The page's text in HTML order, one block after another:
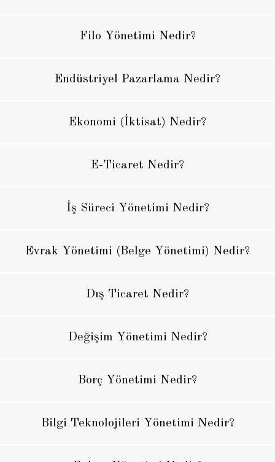
Filo Yönetimi Nedir?
Endüstriyel Pazarlama Nedir?
Ekonomi (İktisat) Nedir?
E-Ticaret Nedir?
İş Süreci Yönetimi Nedir?
Evrak Yönetimi (Belge Yönetimi) Nedir?
Dış Ticaret Nedir?
Değişim Yönetimi Nedir?
Borç Yönetimi Nedir?
Bilgi Teknolojileri Yönetimi Nedir?